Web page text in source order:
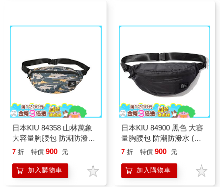
日本KIU 84358 山林萬象
大容量胸腰包 防潮防潑水
(男女適用)
7 折 特價 900 元
加入購物車
日本KIU 84900 黑色 大容
量胸腰包 防潮防潑水 (男
女適用)
7 折 特價 900 元
加入購物車